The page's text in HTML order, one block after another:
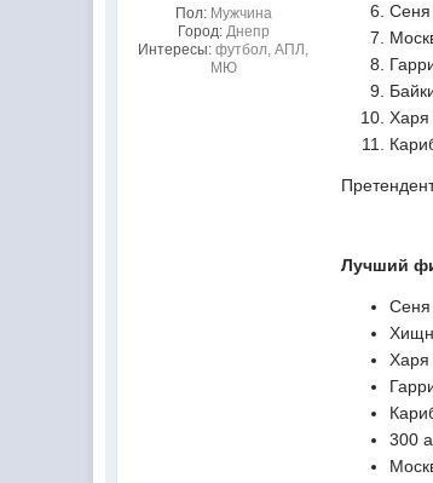
Пол: Мужчина
Город: Днепр
Интересы: футбол, АПЛ,
МЮ
Сеня
Лучший
Сеня
300